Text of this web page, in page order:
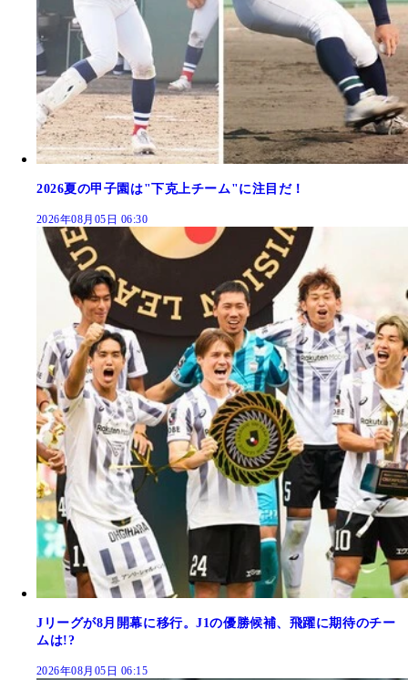
2026夏の甲子園は"下克上チーム"に注目だ！
2026年08月05日 06:30
Jリーグが8月開幕に移行。J1の優勝候補、飛躍に期待のチー
ムは!?
2026年08月05日 06:15